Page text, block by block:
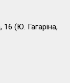
(Ю. Гагаріна,